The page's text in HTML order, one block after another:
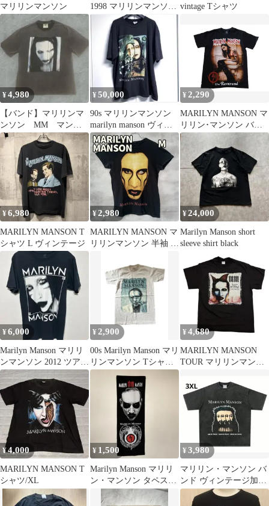
マリリンマンソン
1998 マリリンマンソン
Tシャツ
vintage Tシャツ
¥4,980
【バンド】マリリンマ
ンソン MM マンソ
ン 半袖 Tシャツ
15155
¥50,000
90s マリリンマンソン
marilyn manson ヴィン
テージ XL
¥ 2,290
MARILYN MANSON マ
リリン･マンソン バン
ドＴシャツ 146 SML
¥6,980
MARILYN MANSON T
シャツ L ヴィンテージ
¥2,980
MARILYN MANSON マ
リリンマンソン 半袖 T
ィック 00s 推定 黒 ブラ
ック M【オ365】
¥24,000
Marilyn Manson short
sleeve shirt black
¥6,000
Marilyn Manson マリリ
ンマンソン 2012 ツアー
Tシャツ
¥ 2,900
00s Marilyn Manson マリ
リンマンソン Tシャツ
Mサイズ
¥ 4,680
MARILYN MANSON
TOUR マリリンマンソ
¥4,000
MARILYN MANSON T
シャツ/XL
¥ 1,500
Marilyn Manson マリリ
ン・マンソン タペスト
¥3,980
マリリン・マンソン バ
ンド ヴィンテージ加工
Tシャツ 3XL